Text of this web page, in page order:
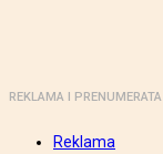
REKLAMA I PRENUMERATA
Reklama